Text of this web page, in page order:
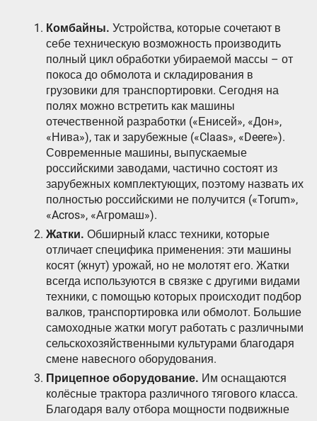
Комбайны. Устройства, которые сочетают в
себе техническую возможность производить
полный цикл обработки убираемой массы – от
покоса до обмолота и складирования в
грузовики для транспортировки. Сегодня на
полях можно встретить как машины
отечественной разработки («Енисей», «Дон»,
«Нива»), так и зарубежные («Claas», «Deere»).
Современные машины, выпускаемые
российскими заводами, частично состоят из
зарубежных комплектующих, поэтому назвать их
полностью российскими не получится («Torum»,
«Acros», «Агромаш»).
Жатки. Обширный класс техники, которые
отличает специфика применения: эти машины
косят (жнут) урожай, но не молотят его. Жатки
всегда используются в связке с другими видами
техники, с помощью которых происходит подбор
валков, транспортировка или обмолот. Большие
самоходные жатки могут работать с различными
сельскохозяйственными культурами благодаря
смене навесного оборудования.
Прицепное оборудование. Им оснащаются
колёсные трактора различного тягового класса.
Благодаря валу отбора мощности подвижные